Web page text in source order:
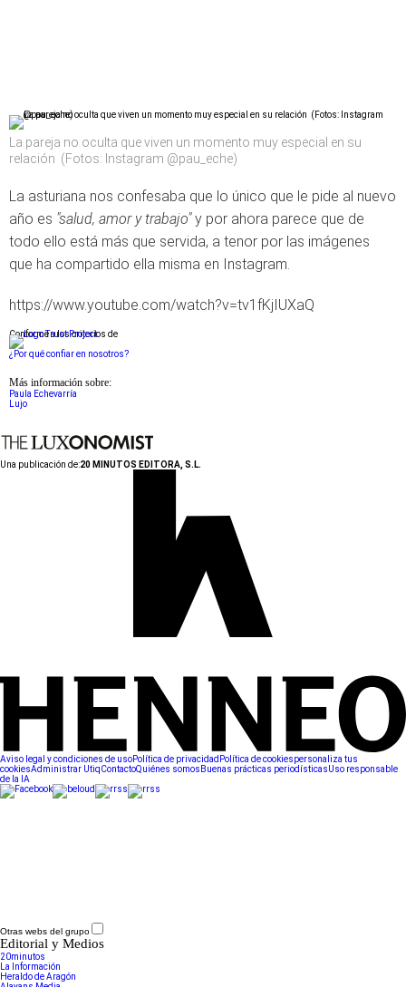
La pareja no oculta que viven un momento muy especial en su
relación (Fotos: Instagram @pau_eche)
La asturiana nos confesaba que lo único que le pide al nuevo
año es "salud, amor y trabajo"y por ahora parece que de
todo ello está más que servida, a tenor por las imágenes
que ha compartido ella misma en Instagram.
https://www.youtube.com/watch?v=tv1fKjIUXaQ
Conforme a los criterios de
¿Por qué confiar en nosotros?
Más información sobre:
Paula Echevarría
Lujo
Una publicación de:20 MINUTOS EDITORA, S.L.
Aviso legal y condiciones de usoPolítica de privacidad Política de cookiespersonaliza tus
cookiesAdministrar UtiqContactoQuiénes somos Buenas prácticas periodísticasUso responsable
de la IA
Otras webs del grupo
Editorial y Medios
20minutos
La Información
Heraldo de Aragón